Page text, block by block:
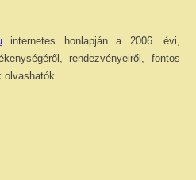
internetes honlapján a 2006. évi,
rendezvényeiről, fontos